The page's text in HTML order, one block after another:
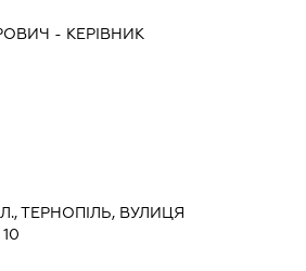
- КЕРІВНИК
ТЕРНОПІЛЬ, ВУЛИЦЯ